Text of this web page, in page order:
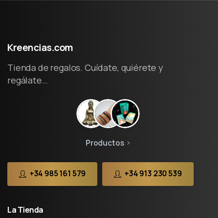
Kreencias.com
Tienda de regalos. Cuídate, quiérete y
regálate…
Productos
+34 985 161 579 +34 913 230 539
LaTienda